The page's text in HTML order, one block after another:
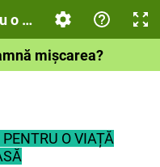
viață sănătoasă
mișcarea?
O VIAȚĂ